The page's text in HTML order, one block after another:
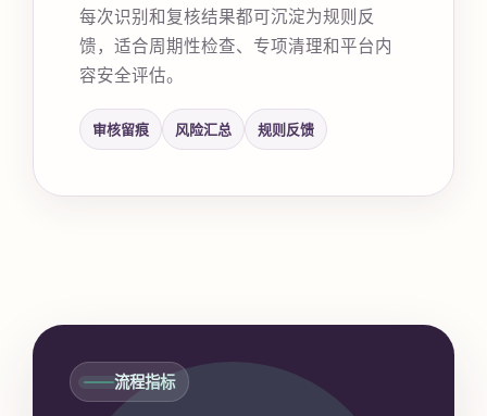
每次识别和复核结果都可沉淀为规则反
馈，适合周期性检查、专项清理和平台内
容安全评估。
审核留痕 风险汇总 规则反馈
流程指标